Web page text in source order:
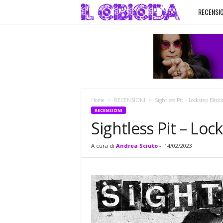
l
C
i
d
Home RECENSIONI Sightless Pit – Lockstep
RECENSIONI
Sightless Pit –
A cura di Andrea Sciuto- 14/02/2023